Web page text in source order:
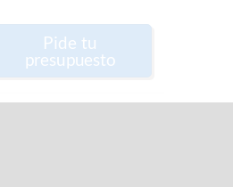
Pide tu
presupuesto